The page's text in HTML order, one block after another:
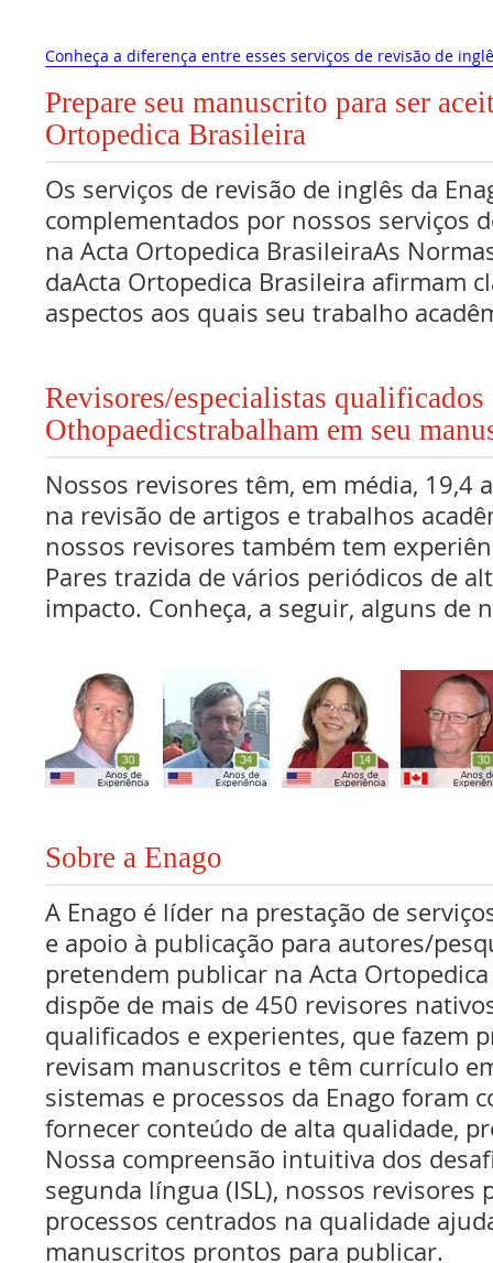
Conheça a diferença entre esses serviços de revisão de
Prepare seu manuscrito para ser
Ortopedica Brasileira
Os serviços de revisão de inglês da
complementados por nossos serviços
na Acta Ortopedica BrasileiraAs
daActa Ortopedica Brasileira afirmam
aspectos aos quais seu trabalho
Revisores/especialistas qualificados
Othopaedicstrabalham em seu
Nossos revisores têm, em média, 19,4
na revisão de artigos e trabalhos
nossos revisores também tem
Pares trazida de vários periódicos de
impacto. Conheça, a seguir, alguns de
Sobre a Enago
A Enago é líder na prestação de
e apoio à publicação para autores/
pretendem publicar na Acta
dispõe de mais de 450 revisores
qualificados e experientes, que fazem
revisam manuscritos e têm currículo
sistemas e processos da Enago foram
fornecer conteúdo de alta qualidade,
Nossa compreensão intuitiva dos
segunda língua (ISL), nossos revisores
processos centrados na qualidade
manuscritos prontos para publicar.